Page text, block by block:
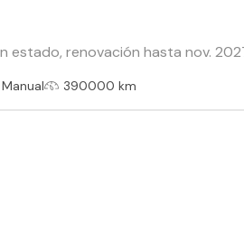
estado, renovación hasta nov.
Manual 390000 km